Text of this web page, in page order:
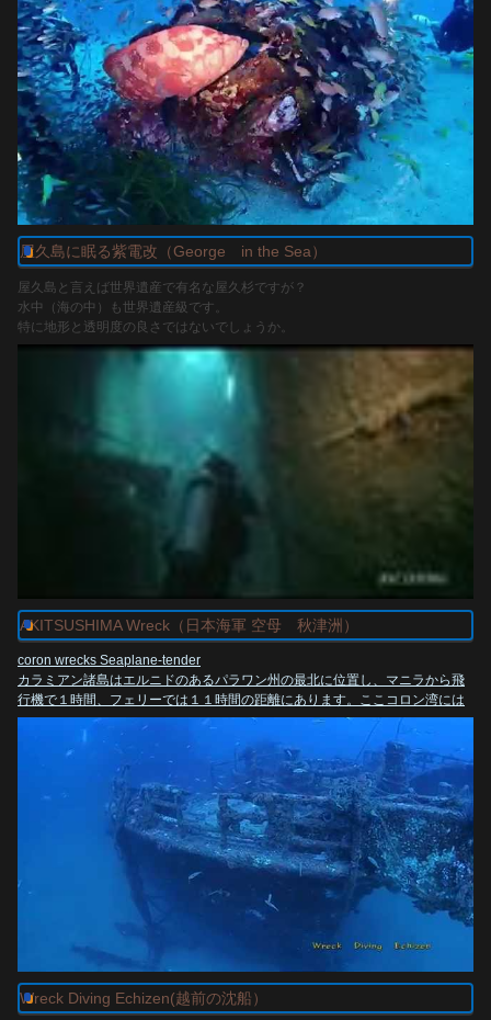
Sno.428 おりんぴあ丸 OLYMPIA MARU 33085/TLMJ→JQAB 5,612G/T
2,300BHP 13.653kt
起工 1927.1.20(昭2) 進水 1927.6.30(昭2) 竣工 1927.8.30(昭2)
三菱商事株式会社(東京) おりんぴあ丸 Olympia Maru →1943.6(昭18)三菱汽
船(東京)に移籍→1944.9.24(昭19)比島ブスアンガ島(11.58N,120.3E)で米潜
RASHER(SS-269)の雷撃により沈没
サービスリンク
www.seadiveresort.com
屋久島に眠る紫電改（George in the Sea）
屋久島と言えば世界遺産で有名な屋久杉ですが？
水中（海の中）も世界遺産級です。
特に地形と透明度の良さではないでしょうか。
そんな美しい海に太平洋戦争末期に特攻機を護衛した旧日本海軍最強の戦闘
機と言われた紫電改が沈んでいます。
http://ja.wikipedia.org/wiki/%E7%B4%AB%E9%9B%BB%E6%94%B9
屋久島ではゼロ戦ポイントと呼ばれています。（水深約25ｍ）
http://ja.wikipedia.org/wiki/%E8%8F%85%E9%87%8E%E7%9B%B4
参考紫電改の引き上げ記録番組
http://youtu.be/YWaWJ3dxtDU
AKITSUSHIMA Wreck（日本海軍 空母 秋津洲）
coron wrecks Seaplane-tender
カラミアン諸島はエルニドのあるパラワン州の最北に位置し、マニラから飛
行機で１時間、フェリーでは１１時間の距離にあります。ここコロン湾には
第二次世界大戦の大型軍用船の墓場があります。
日本 秋津洲飛行艇母艦 （世界的にも珍しい船）
http://ja.wikipedia.org/wiki/%E7%A7%8B%E6%B4%A5%E6%B4%B2_%28
%E6%B0%B4%E4%B8%8A%E6%A9%9F%E6%AF%8D%E8%89%A6%29
4650t 114.8x15.8x5.4m
Dx4 8000bhp 19knt
127mmAAⅡx2 25mmtwinMGx2 type94DepthChargex1
電動式35tジブ・クレーンを装備 （異様な船影）
大型飛行艇(二式大艇)1機搭載可能
http://jp.youtube.com/watch?v=mUhTqeSyRBo
1944 9/24コロン湾(11ﾟ59'N/120ﾟ02'E)でアメリカ艦載機30機の爆撃を受けて
コロン湾に沈没
アメリカ海軍 飛行艇母艦
Wreck Diving Echizen(越前の沈船）